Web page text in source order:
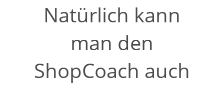
Natürlich kann
man den
ShopCoach auch